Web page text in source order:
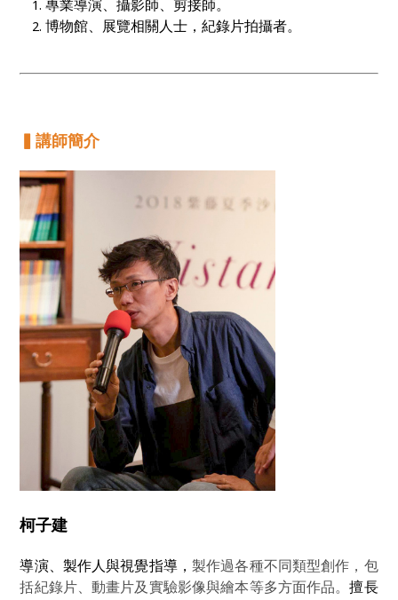
專業導演、攝影師、剪接師。
博物館、展覽相關人士，紀錄片拍攝者。
▍講師簡介
柯子建
導演、製作人與視覺指導， 製作過各種不同類型創作，包
括紀錄片、動畫片及實驗影像與繪本等多方面作品。擅長